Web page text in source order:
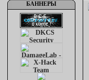
БАННЕРЫ